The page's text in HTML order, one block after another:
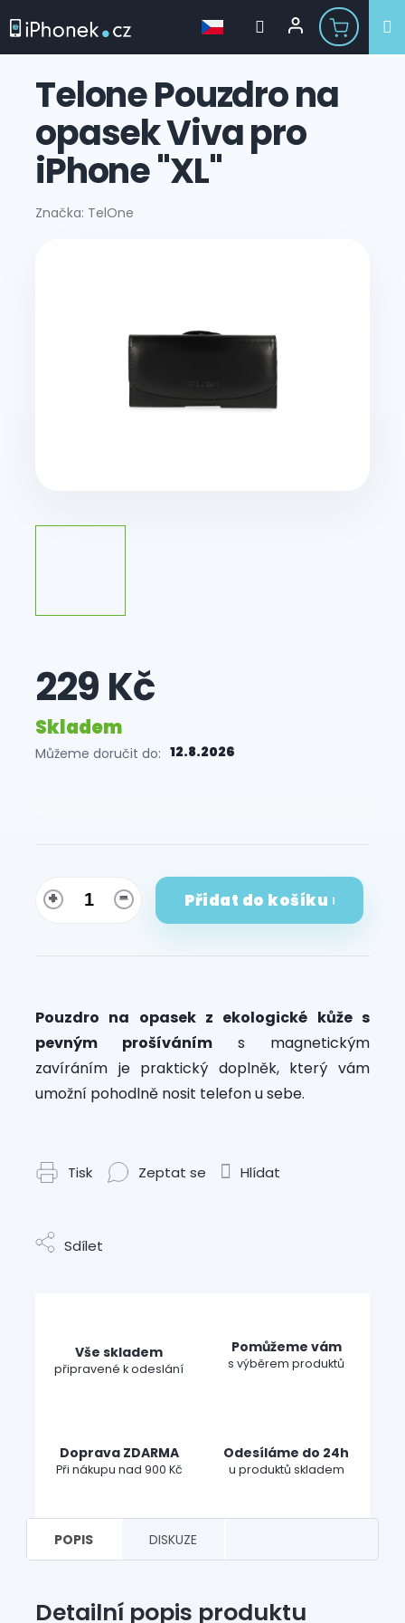
Telone Pouzdro na
opasek Viva pro
iPhone "XL"
Značka: TelOne
229 Kč
Skladem
Můžeme doručit do: 12.8.2026
Přidat do košíku
Pouzdro na opasek z ekologické kůže s
pevným prošíváním s magnetickým
zavíráním je praktický doplněk, který vám
umožní pohodlně nosit telefon u sebe.
Tisk Zeptat se Hlídat
Sdílet
Vše skladem
připravené k odeslání
Pomůžeme vám
s výběrem produktů
Doprava ZDARMA
Při nákupu nad 900 Kč
Odesíláme do 24h
u produktů skladem
POPIS DISKUZE
Detailní popis produktu